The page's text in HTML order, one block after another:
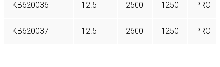
KB620036 12.5 2500 1250 PRO
KB620037 12.5 2600 1250 PRO